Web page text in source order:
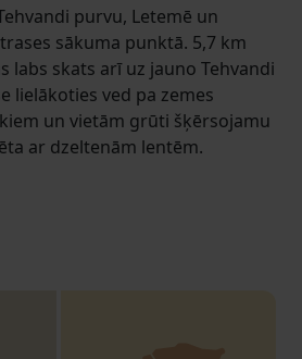
purvu, Letemē un
sākuma punktā. 5,7 km
labs skats arī uz jauno Tehvandi
lielākoties ved pa zemes
un vietām grūti šķērsojamu
ar dzeltenām lentēm.